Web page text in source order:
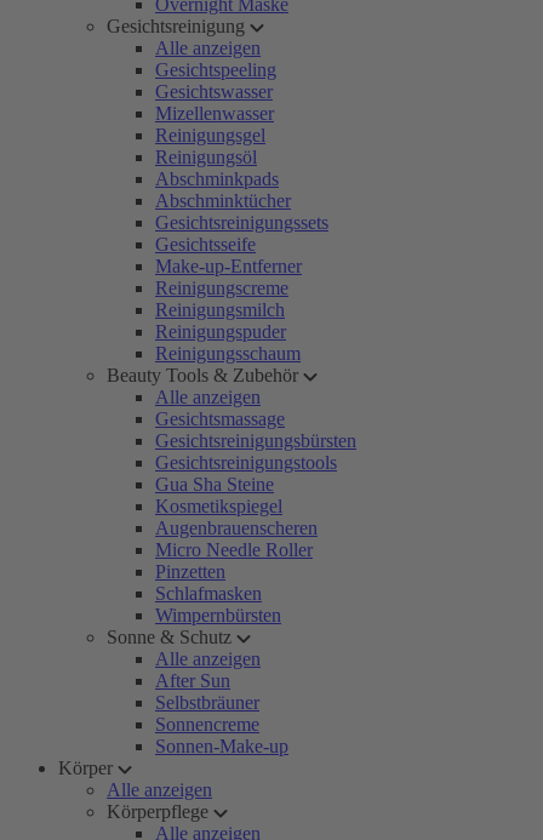
Overnight Maske
Gesichtsreinigung
Alle anzeigen
Gesichtspeeling
Gesichtswasser
Mizellenwasser
Reinigungsgel
Reinigungsöl
Abschminkpads
Abschminktücher
Gesichtsreinigungssets
Gesichtsseife
Make-up-Entferner
Reinigungscreme
Reinigungsmilch
Reinigungspuder
Reinigungsschaum
Beauty Tools & Zubehör
Alle anzeigen
Gesichtsmassage
Gesichtsreinigungsbürsten
Gesichtsreinigungstools
Gua Sha Steine
Kosmetikspiegel
Augenbrauenscheren
Micro Needle Roller
Pinzetten
Schlafmasken
Wimpernbürsten
Sonne & Schutz
Alle anzeigen
After Sun
Selbstbräuner
Sonnencreme
Sonnen-Make-up
Körper
Alle anzeigen
Körperpflege
Alle anzeigen